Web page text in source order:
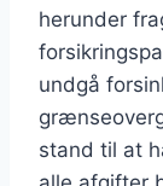
herunder
undgå
stand til at